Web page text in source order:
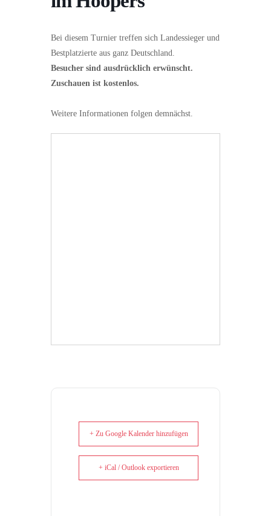
Bei diesem Turnier treffen sich Landessieger und
Bestplatzierte aus ganz Deutschland.
Besucher sind ausdrücklich erwünscht.
Zuschauen ist kostenlos.
Weitere Informationen folgen demnächst.
+ Zu Google Kalender hinzufügen
+ iCal / Outlook exportieren